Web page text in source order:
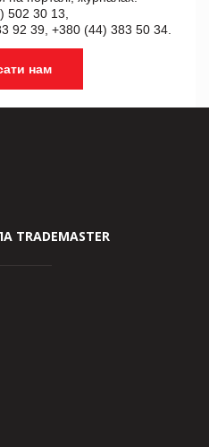
502 30 13,
92 39, +380 (44) 383 50 34.
нам